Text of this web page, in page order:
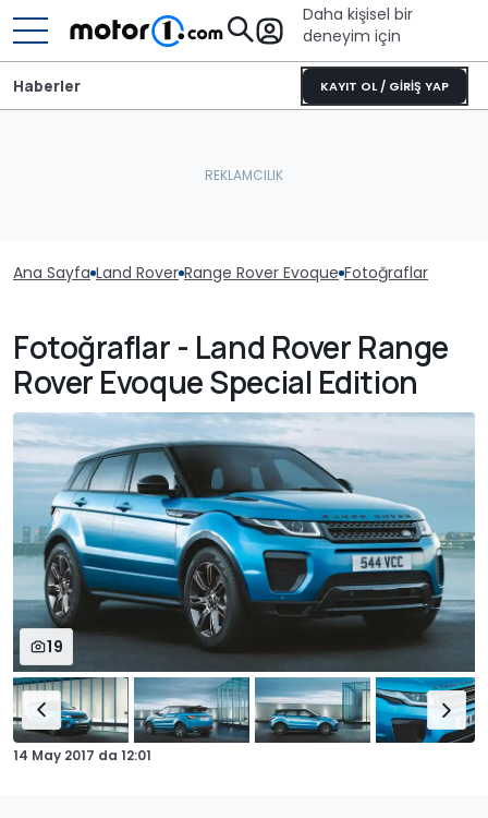
Daha kişisel bir
deneyim için
KAYIT OL / GİRİŞ YAP
Haberler
Ana Sayfa Land Rover Range Rover Evoque Fotoğraflar
Fotoğraflar - Land Rover Range
Rover Evoque Special Edition
19
14 May 2017 da 12:01